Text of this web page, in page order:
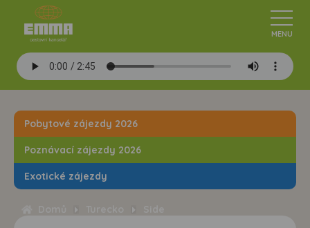
Pobytové zájezdy 2026
Poznávací zájezdy 2026
Exotické zájezdy